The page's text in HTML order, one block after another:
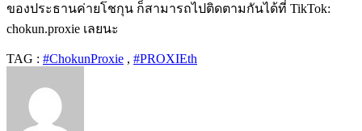
ของประธานค่ายโชกุน ก็สามารถไปติดตามกันได้ที่ TikTok:
chokun.proxie เลยนะ
TAG : #ChokunProxie , #PROXIEth